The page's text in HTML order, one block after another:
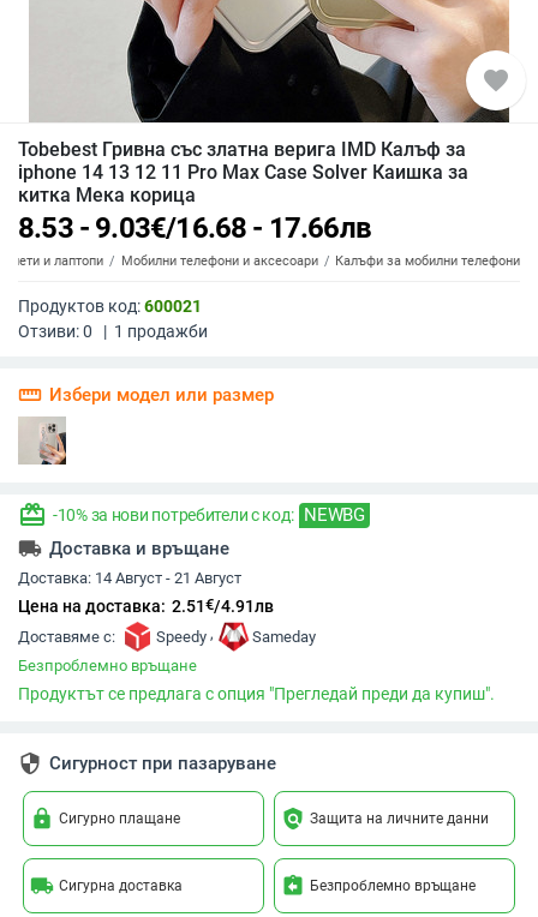
favorite
Tobebest Гривна със златна верига IMD Калъф за
iphone 14 13 12 11 Pro Max Case Solver Каишка за
китка Мека корица
8.53 - 9.03€/16.68 - 17.66лв
и лаптопи Мобилни телефони и аксесоари Калъфи за мобилни телефони
Продуктов код:600021
Отзиви:0 | 1 продажби
straighten Избери модел или размер
redeem -10% за нови потребители с код: NEWBG
local_shipping Доставка и връщане
Доставка: 14 Август - 21 Август
Цена на доставка: 2.51€/4.91лв
Доставяме с: Speedy ,
Sameday
Безпроблемно връщане
Продуктът се предлага с опция "Прегледай преди да купиш".
security Сигурност при пазаруване
lock Сигурно плащане policy Защита на личните данни
local_shipping Сигурна доставка assignment_return Безпроблемно връщане